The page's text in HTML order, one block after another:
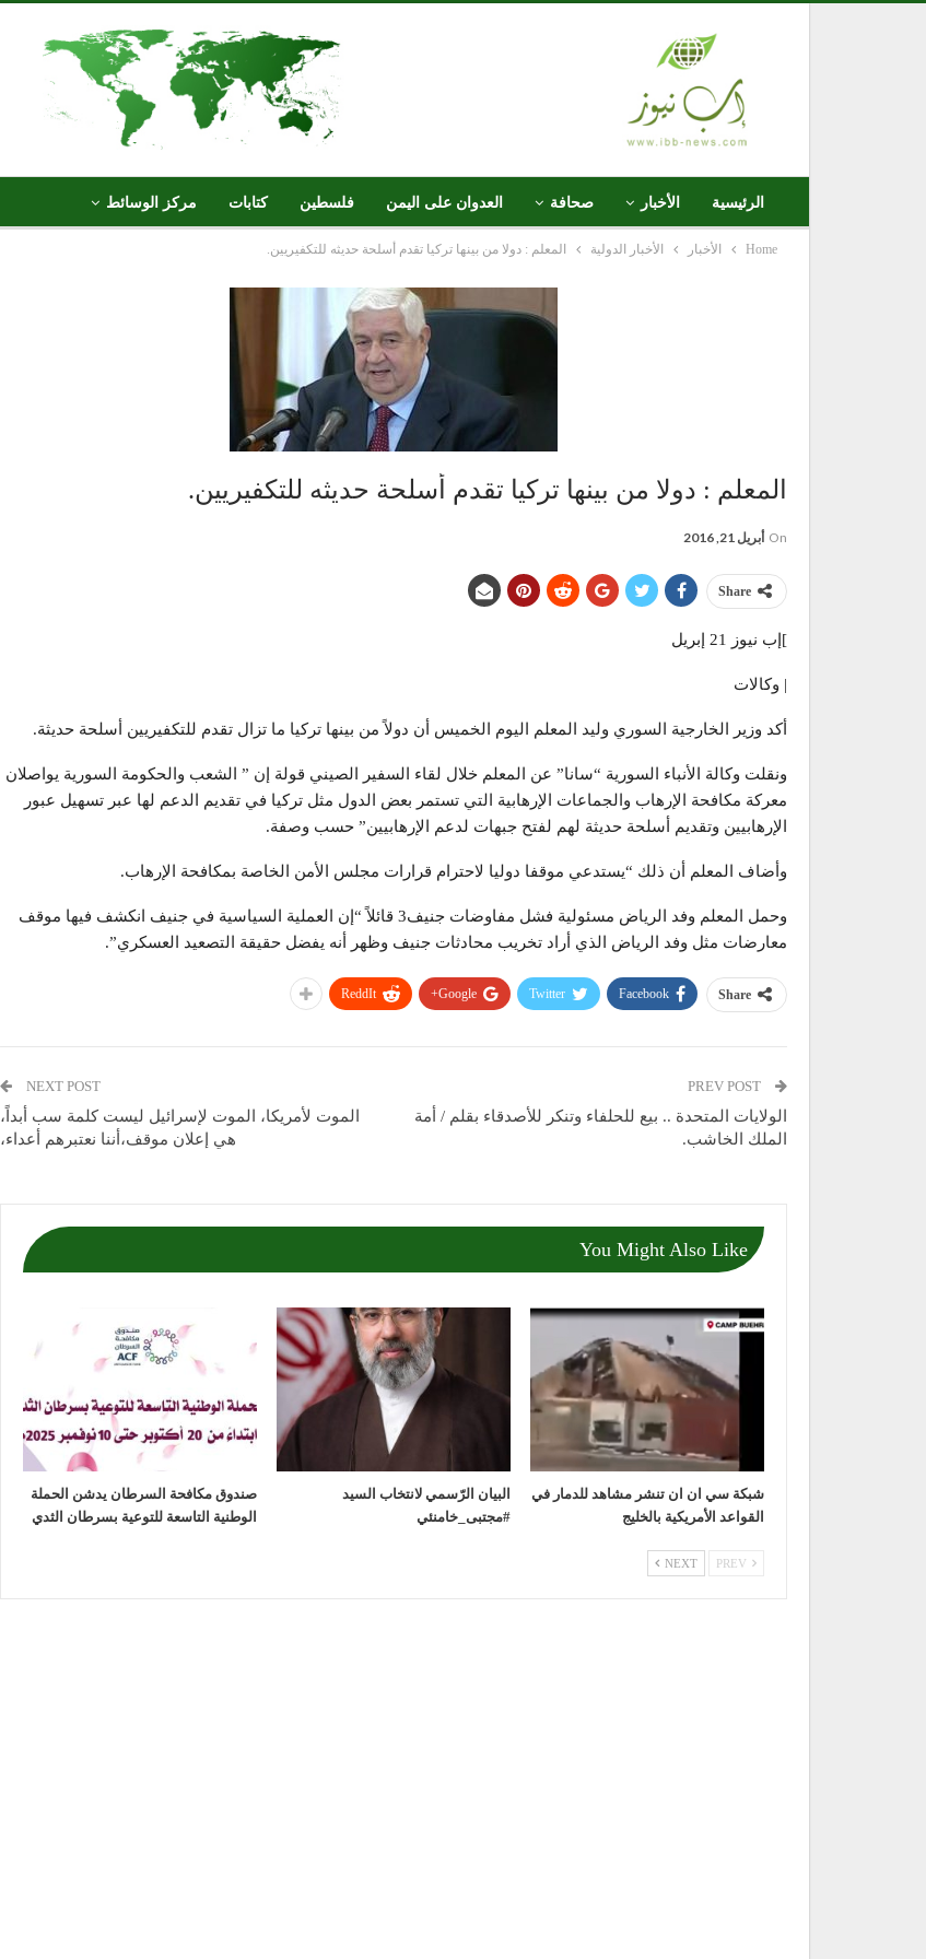
الرئيسية الأخبار صحافة العدوان على اليمن فلسطين كتابات مركز الوسائط
Home الأخبار الأخبار الدولية المعلم : دولا من بينها تركيا تقدم أسلحة حديثه للتكفيريين.
المعلم : دولا من بينها تركيا تقدم أسلحة حديثه للتكفيريين.
On أبريل 21, 2016
Share
]إب نيوز 21 إبريل
| وكالات
أكد وزير الخارجية السوري وليد المعلم اليوم الخميس أن دولاً من بينها تركيا ما تزال تقدم للتكفيريين أسلحة حديثة.
ونقلت وكالة الأنباء السورية “سانا” عن المعلم خلال لقاء السفير الصيني قولة إن ” الشعب والحكومة السورية يواصلان
معركة مكافحة الإرهاب والجماعات الإرهابية التي تستمر بعض الدول مثل تركيا في تقديم الدعم لها عبر تسهيل عبور
الإرهابيين وتقديم أسلحة حديثة لهم لفتح جبهات لدعم الإرهابيين” حسب وصفة.
وأضاف المعلم أن ذلك “يستدعي موقفا دوليا لاحترام قرارات مجلس الأمن الخاصة بمكافحة الإرهاب.
وحمل المعلم وفد الرياض مسئولية فشل مفاوضات جنيف3 قائلاً “إن العملية السياسية في جنيف انكشف فيها موقف
معارضات مثل وفد الرياض الذي أراد تخريب محادثات جنيف وظهر أنه يفضل حقيقة التصعيد العسكري”.
Share
Facebook
Twitter
Google+
ReddIt
الولايات المتحدة .. بيع للحلفاء وتنكر للأصدقاء بقلم / أمة
الملك الخاشب.
NEXT POST
الموت لأمريكا، الموت لإسرائيل ليست كلمة سب أبداً،
هي إعلان موقف،أننا نعتبرهم أعداء،
You Might Also Like
شبكة سي ان ان تنشر مشاهد للدمار في
القواعد الأمريكية بالخليج
‏البيان الرّسمي لانتخاب السيد
‎#مجتبى_خامنئي
صندوق مكافحة السرطان يدشن الحملة
الوطنية التاسعة للتوعية بسرطان الثدي
NEXT